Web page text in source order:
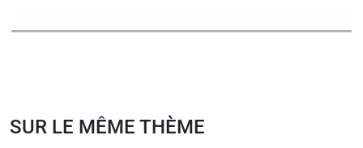
SUR LE MÊME THÈME